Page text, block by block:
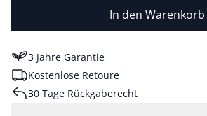
In den Warenkorb
3 Jahre Garantie
Kostenlose Retoure
30 Tage Rückgaberecht